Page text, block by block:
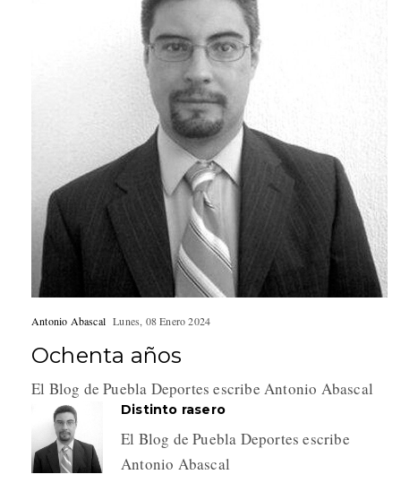
Antonio Abascal Lunes, 08 Enero 2024
Ochenta años
El Blog de Puebla Deportes escribe Antonio Abascal
Distinto rasero
El Blog de Puebla Deportes escribe
Antonio Abascal